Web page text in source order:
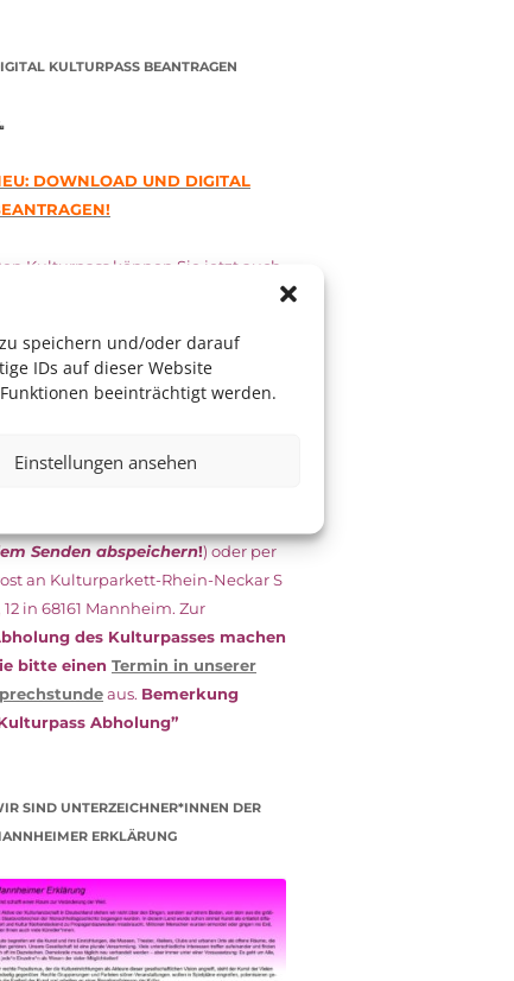
speichern und/oder darauf
IDs auf dieser Website
beeinträchtigt werden.
Einstellungen ansehen
KULTURPASS BEANTRAGEN
DOWNLOAD UND DIGITAL
Kulturpass können Sie jetzt auch
unterschriebenzusammen mit
aktuellen
(Bürgergeld/
das Kulturparkett zurück: Per E-Mail
Senden abspeichern!) oder per
an Kulturparkett-Rhein-Neckar S
12 in 68161 Mannheim. Zur
des Kulturpasses machen
bitte einen Termin in unserer
aus. Bemerkung
Abholung”
SIND UNTERZEICHNER*INNEN DER
ERKLÄRUNG